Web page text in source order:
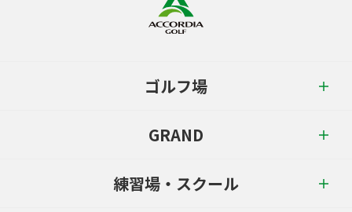
ゴルフ場
GRAND
練習場・スクール